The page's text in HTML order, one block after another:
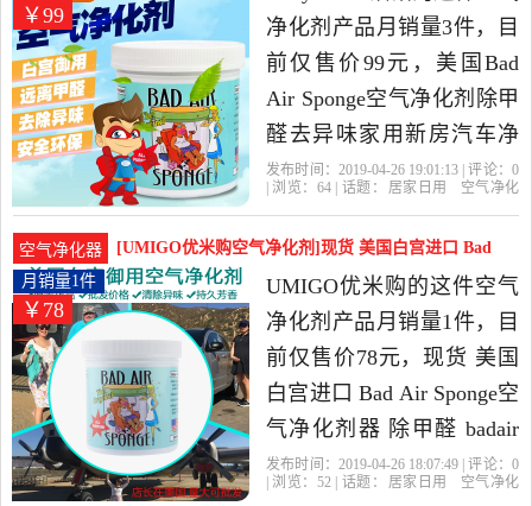
￥99
净化剂产品月销量3件，目
前仅售价99元，美国Bad
Air Sponge空气净化剂除甲
醛去异味家用新房汽车净
化器是2019年shinycare生活
比很高的空气净化剂，由
上海发货。
发布时间：2019-04-26 19:01:13 | 评论： 0
| 浏览： 64| 话题： 居家日用
空气净化
空气净化器
[UMIGO优米购空气净化剂]现货 美国白宫进口 Bad
Air 月销量1件仅售78元
￥78
月销量1件
UMIGO优米购的这件空气
净化剂产品月销量1件，目
前仅售价78元，现货 美国
白宫进口 Bad Air Sponge空
气净化剂器 除甲醛 badair
是2019年UMIGO优米购精
发布时间：2019-04-26 18:07:49 | 评论： 0
| 浏览： 52| 话题： 居家日用
空气净化